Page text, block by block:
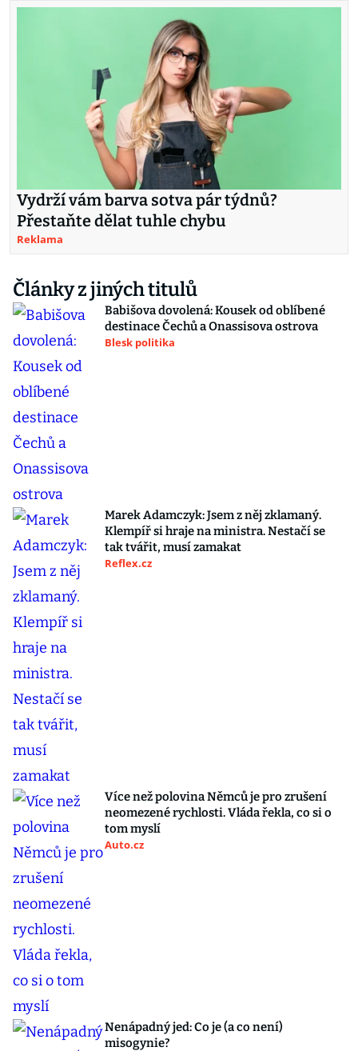
Vydrží vám barva sotva pár týdnů?
Přestaňte dělat tuhle chybu
Reklama
Články z jiných titulů
Babišova dovolená: Kousek od oblíbené
destinace Čechů a Onassisova ostrova
Blesk politika
Marek Adamczyk: Jsem z něj zklamaný.
Klempíř si hraje na ministra. Nestačí se
tak tvářit, musí zamakat
Reflex.cz
Více než polovina Němců je pro zrušení
neomezené rychlosti. Vláda řekla, co si o
tom myslí
Auto.cz
Nenápadný jed: Co je (a co není)
misogynie?